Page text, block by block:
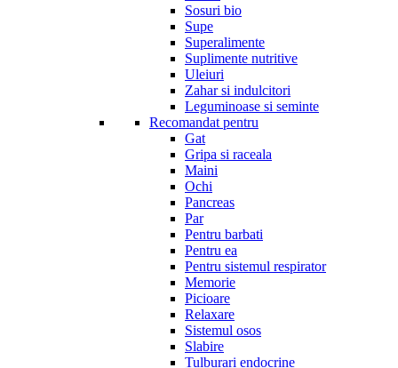
Sosuri bio
Supe
Superalimente
Suplimente nutritive
Uleiuri
Zahar si indulcitori
Leguminoase si seminte
Recomandat pentru
Gat
Gripa si raceala
Maini
Ochi
Pancreas
Par
Pentru barbati
Pentru ea
Pentru sistemul respirator
Memorie
Picioare
Relaxare
Sistemul osos
Slabire
Tulburari endocrine